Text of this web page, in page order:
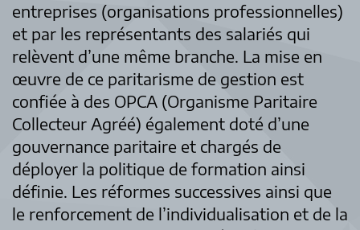
entreprises (organisations professionnelles)
et par les représentants des salariés qui
relèvent d’une même branche. La mise en
œuvre de ce paritarisme de gestion est
confiée à des OPCA (Organisme Paritaire
Collecteur Agréé) également doté d’une
gouvernance paritaire et chargés de
déployer la politique de formation ainsi
définie. Les réformes successives ainsi que
le renforcement de l’individualisation et de la